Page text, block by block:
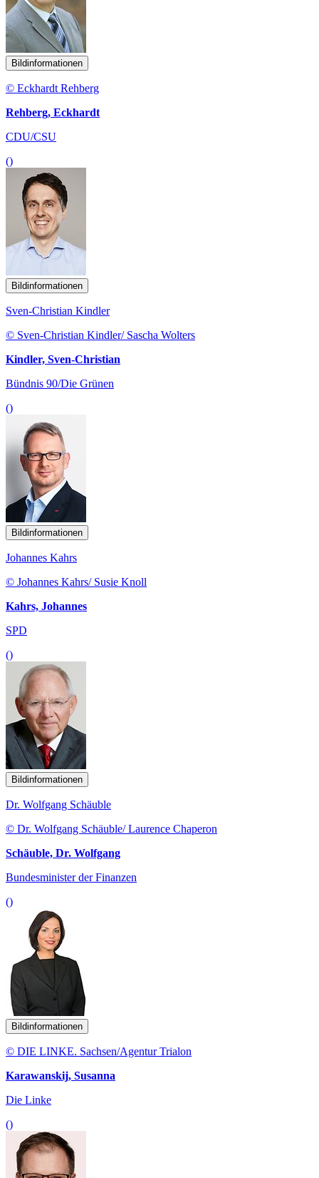
Bildinformationen
© Eckhardt Rehberg
Rehberg, Eckhardt
CDU/CSU
()
Bildinformationen
Sven-Christian Kindler
© Sven-Christian Kindler/ Sascha Wolters
Kindler, Sven-Christian
Bündnis 90/Die Grünen
()
Bildinformationen
Johannes Kahrs
© Johannes Kahrs/ Susie Knoll
Kahrs, Johannes
SPD
()
Bildinformationen
Dr. Wolfgang Schäuble
© Dr. Wolfgang Schäuble/ Laurence Chaperon
Schäuble, Dr. Wolfgang
Bundesminister der Finanzen
()
Bildinformationen
© DIE LINKE. Sachsen/Agentur Trialon
Karawanskij, Susanna
Die Linke
()